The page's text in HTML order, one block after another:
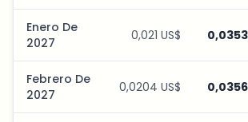
Enero De
2027
0,021 US$
Febrero De
2027
0,0204 US$